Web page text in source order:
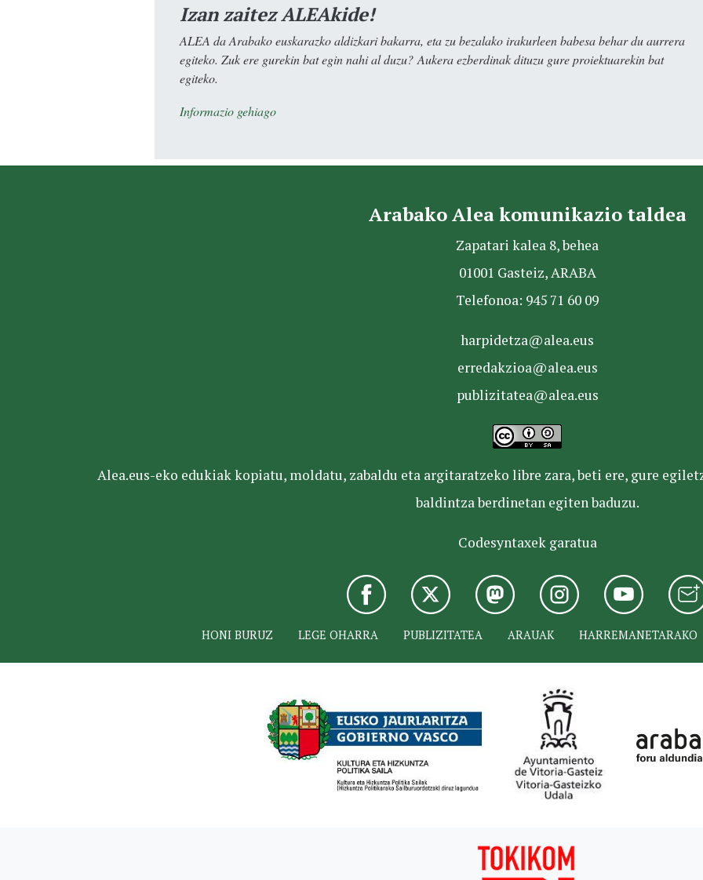
Izan zaitez ALEAkide!
ALEA da Arabako euskarazko aldizkari bakarra, eta zu bezalako irakurleen babesa behar du aurrera
egiteko. Zuk ere gurekin bat egin nahi al duzu? Aukera ezberdinak dituzu gure proiektuarekin bat
egiteko.
Informazio gehiago
Arabako Alea komunikazio taldea
Zapatari kalea 8, behea
01001 Gasteiz, ARABA
Telefonoa: 945 71 60 09
harpidetza@alea.eus
erredakzioa@alea.eus
publizitatea@alea.eus
Alea.eus-eko edukiak kopiatu, moldatu, zabaldu eta argitaratzeko libre zara, beti ere, gure
baldintza berdinetan egiten baduzu.
Codesyntaxek garatua
HONI BURUZ LEGE OHARRA PUBLIZITATEA ARAUAK HARREMANETARAKO